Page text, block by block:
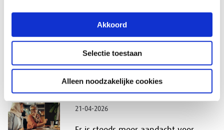
Akkoord
Selectie toestaan
Alleen noodzakelijke cookies
Commissie Bevordering
Medezeggenschap (CBM) in een brief
aan de minister van Sociale Zaken en
Werkgelegenheid (SZW).
Hormonale gezondheid en werk | Wat kunnen
werkgevers en werknemers doen?
21-04-2026